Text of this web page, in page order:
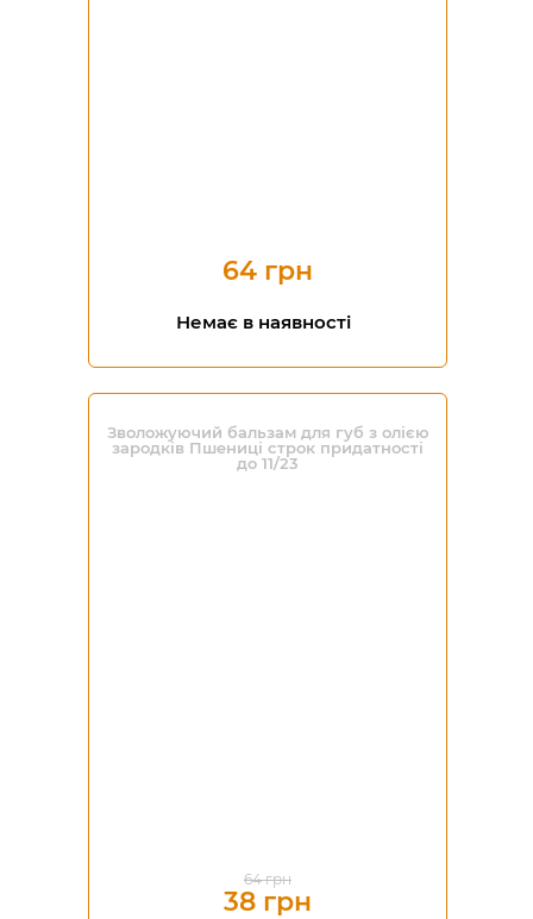
64 грн
Немає в наявності
Зволожуючий бальзам для губ з олією
зародків Пшениці строк придатності
до 11/23
64 грн
38 грн